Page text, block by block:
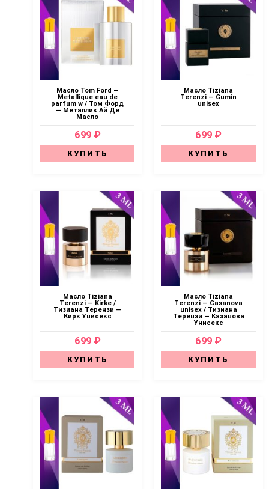
Масло Tom Ford —
Metallique eau de
parfum w / Том Форд
— Металлик Ай Де
Масло
699 ₽
КУПИТЬ
Масло Tiziana
Terenzi — Gumin
unisex
699 ₽
КУПИТЬ
Масло Tiziana
Terenzi — Kirke /
Тизиана Терензи —
Кирк Унисекс
699 ₽
КУПИТЬ
Масло Tiziana
Terenzi — Casanova
unisex / Тизиана
Терензи — Казанова
Унисекс
699 ₽
КУПИТЬ